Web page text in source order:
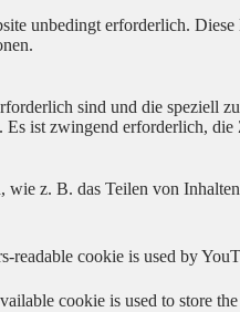
unbedingt erforderlich.
sind und die speziell
ist zwingend erforderlich,
z. B. das Teilen von
readable cookie is used by
cookie is used to store